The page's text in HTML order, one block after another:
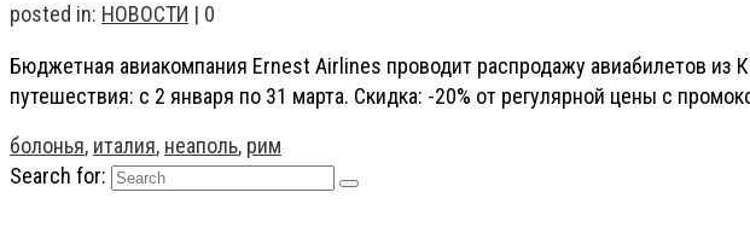
posted in: НОВОСТИ | 0
Бюджетная авиакомпания Ernest Airlines проводит распродажу авиабилетов из
путешествия: с 2 января по 31 марта. Скидка: -20% от регулярной цены с
болонья, италия, неаполь, рим
Search for: